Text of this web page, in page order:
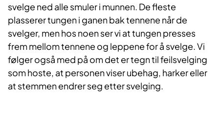
svelge ned alle smuler i munnen. De fleste
plasserer tungen i ganen bak tennene når de
svelger, men hos noen ser vi at tungen presses
frem mellom tennene og leppene for å svelge. Vi
følger også med på om det er tegn til feilsvelging
som hoste, at personen viser ubehag, harker eller
at stemmen endrer seg etter svelging.